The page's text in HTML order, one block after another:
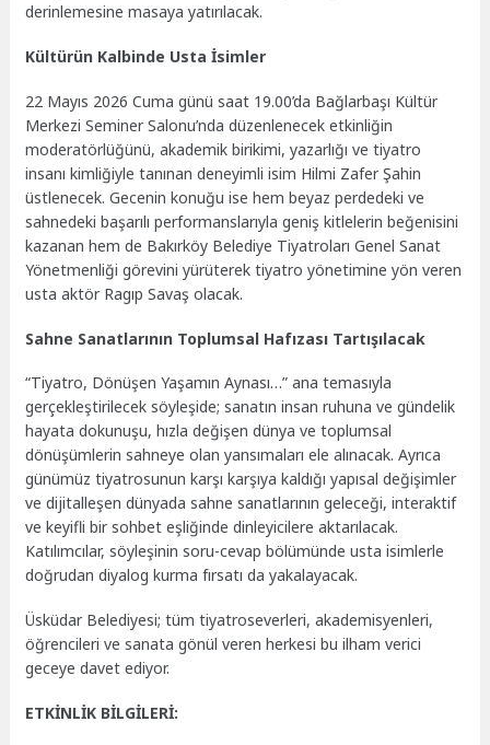
derinlemesine masaya yatırılacak.
Kültürün Kalbinde Usta İsimler
22 Mayıs 2026 Cuma günü saat 19.00’da Bağlarbaşı Kültür
Merkezi Seminer Salonu’nda düzenlenecek etkinliğin
moderatörlüğünü, akademik birikimi, yazarlığı ve tiyatro
insanı kimliğiyle tanınan deneyimli isim Hilmi Zafer Şahin
üstlenecek. Gecenin konuğu ise hem beyaz perdedeki ve
sahnedeki başarılı performanslarıyla geniş kitlelerin beğenisini
kazanan hem de Bakırköy Belediye Tiyatroları Genel Sanat
Yönetmenliği görevini yürüterek tiyatro yönetimine yön veren
usta aktör Ragıp Savaş olacak.
Sahne Sanatlarının Toplumsal Hafızası Tartışılacak
“Tiyatro, Dönüşen Yaşamın Aynası…” ana temasıyla
gerçekleştirilecek söyleşide; sanatın insan ruhuna ve gündelik
hayata dokunuşu, hızla değişen dünya ve toplumsal
dönüşümlerin sahneye olan yansımaları ele alınacak. Ayrıca
günümüz tiyatrosunun karşı karşıya kaldığı yapısal değişimler
ve dijitalleşen dünyada sahne sanatlarının geleceği, interaktif
ve keyifli bir sohbet eşliğinde dinleyicilere aktarılacak.
Katılımcılar, söyleşinin soru-cevap bölümünde usta isimlerle
doğrudan diyalog kurma fırsatı da yakalayacak.
Üsküdar Belediyesi; tüm tiyatroseverleri, akademisyenleri,
öğrencileri ve sanata gönül veren herkesi bu ilham verici
geceye davet ediyor.
ETKİNLİK BİLGİLERİ: